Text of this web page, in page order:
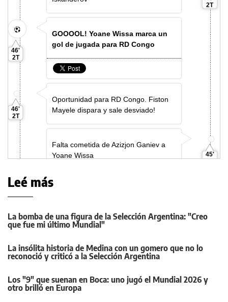
Leé más
La bomba de una figura de la Selección Argentina: "Creo
que fue mi último Mundial"
La insólita historia de Medina con un gomero que no lo
reconoció y criticó a la Selección Argentina
Los "9" que suenan en Boca: uno jugó el Mundial 2026 y
otro brilló en Europa